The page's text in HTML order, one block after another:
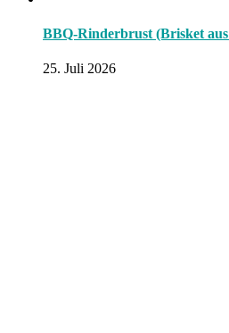
BBQ-Rinderbrust (Brisket
25. Juli 2026